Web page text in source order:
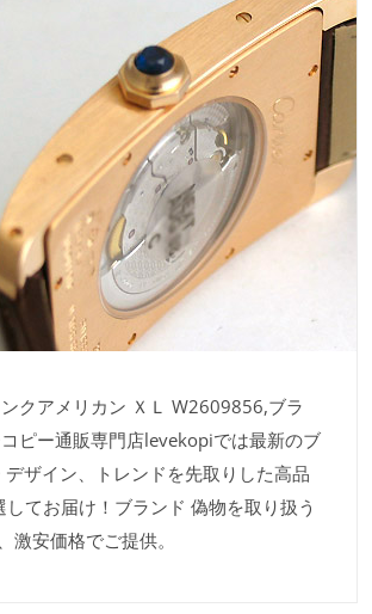
クアメリカン ＸＬ W2609856,ブラ
ピー通販専門店levekopiでは最新のブ
デザイン、トレンドを先取りした高品
てお届け！ブランド 偽物を取り扱う
激安価格でご提供。